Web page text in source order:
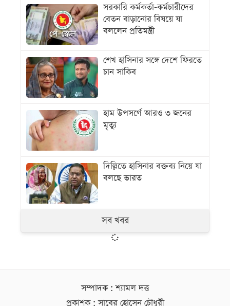
সরকারি কর্মকর্তা-কর্মচারীদের
বেতন বাড়ানোর বিষয়ে যা
বললেন প্রতিমন্ত্রী
শেখ হাসিনার সঙ্গে দেশে ফিরতে
চান সাকিব
হাম উপসর্গে আরও ৩ জনের
মৃত্যু
দিল্লিতে হাসিনার বক্তব্য নিয়ে যা
বলছে ভারত
সব খবর
সম্পাদক : শ্যামল দত্ত
প্রকাশক : সাবের হোসেন চৌধুরী